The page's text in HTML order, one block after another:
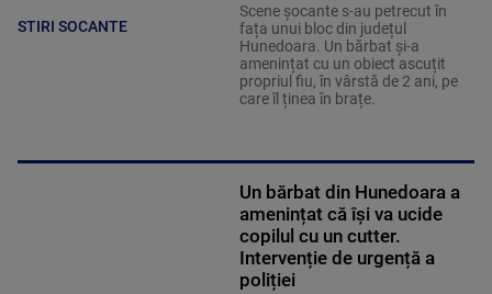
STIRI SOCANTE
Scene șocante s-au petrecut în
fața unui bloc din județul
Hunedoara. Un bărbat și-a
amenințat cu un obiect ascuțit
propriul fiu, în vârstă de 2 ani, pe
care îl ținea în brațe.
Un bărbat din Hunedoara a
amenințat că își va ucide
copilul cu un cutter.
Intervenție de urgență a
poliției